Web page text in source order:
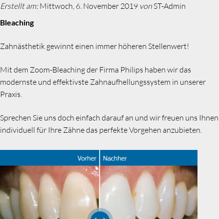
Erstellt am:Mittwoch, 6. November 2019 vonST-Admin
Bleaching
Zahnästhetik gewinnt einen immer höheren Stellenwert!
Mit dem Zoom-Bleaching der Firma Philips haben wir das
modernste und effektivste Zahnaufhellungssystem in unserer
Praxis.
Sprechen Sie uns doch einfach darauf an und wir freuen uns Ihnen
individuell für Ihre Zähne das perfekte Vorgehen anzubieten.